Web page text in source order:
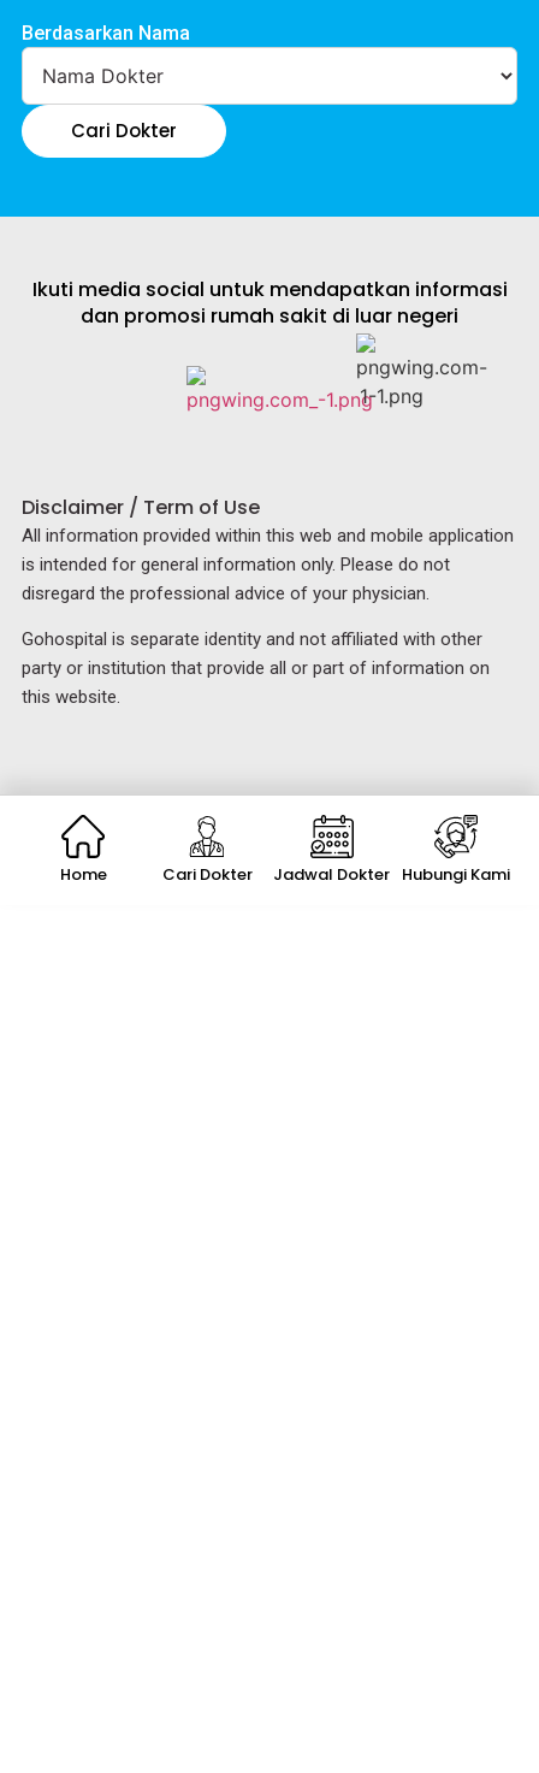
Berdasarkan Nama
Cari Dokter
Ikuti media social untuk mendapatkan informasi
dan promosi rumah sakit di luar negeri
Disclaimer / Term of Use
All information provided within this web and mobile application
is intended for general information only. Please do not
disregard the professional advice of your physician.
Gohospital is separate identity and not affiliated with other
party or institution that provide all or part of information on
this website.
Home Cari Dokter Jadwal Dokter Hubungi Kami